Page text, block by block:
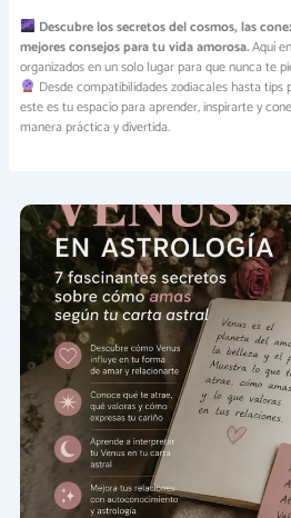
Descubre los secretos del cosmos, las
mejores consejos para tu vida amorosa.Aquí
organizados en un solo lugar para que nunca te
Desde compatibilidades zodiacales hasta
este es tu espacio para aprender, inspirarte y
manera práctica y divertida.